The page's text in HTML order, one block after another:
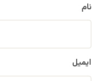
نام
ایمیل